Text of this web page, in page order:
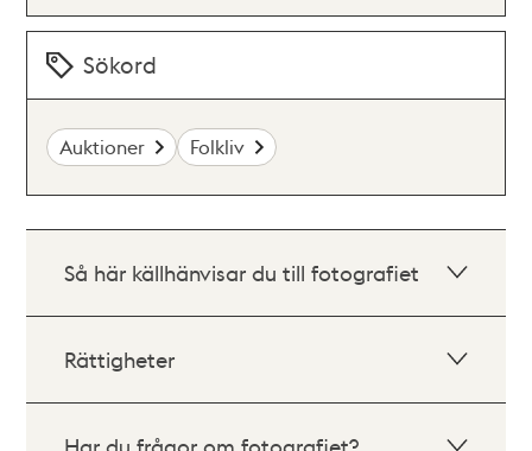
Sökord
Auktioner Folkliv
Så här källhänvisar du till fotografiet
Rättigheter